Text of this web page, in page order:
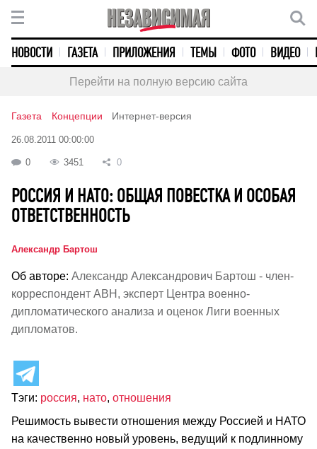
НОВОСТИ ГАЗЕТА ПРИЛОЖЕНИЯ ТЕМЫ ФОТО ВИДЕО
Перейти на полную версию сайта
Газета Концепции Интернет-версия
26.08.2011 00:00:00
0 3451 0
РОССИЯ И НАТО: ОБЩАЯ ПОВЕСТКА И ОСОБАЯ
ОТВЕТСТВЕННОСТЬ
Александр Бартош
Об авторе: Александр Александрович Бартош - член-
корреспондент АВН, эксперт Центра военно-
дипломатического анализа и оценок Лиги военных
дипломатов.
Тэги: россия, нато, отношения
Решимость вывести отношения между Россией и НАТО
на качественно новый уровень, ведущий к подлинному